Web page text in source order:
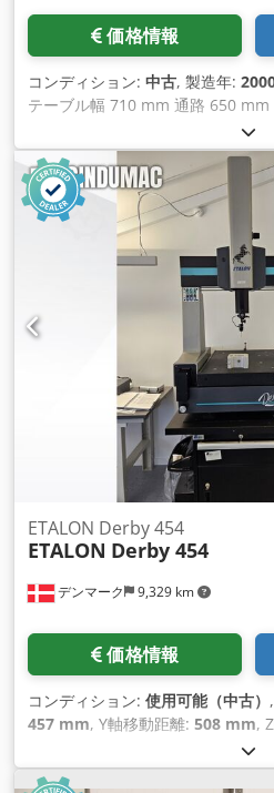
価格情報
コンディション: 中古, 製造年:
テーブル幅 710 mm 通路 650 mm
WENZEL ME 5007 総所要電力 kW
ペース 約 m W E N Z E L CNC制
プ LH 54 CNC, 製造年 2000年 但
守・校正されている。 _____ Y軸は
トリー 600 mm X軸：横方向測定
は測定クイル垂直約400 mm 最大
200 kg 測定ポータル下のクリア
イズ 約1,160 x 710 x 160 mm 床
mm 機械高さ 約2,300 mm 重量
ー - 精度が向上した機械 - 測定テ
は暗色天然硬質石製、テーブル ワ
付き - すべての軸はエアベアリン
かな動きで摩耗がほとんどありま
0.0005 mmのインクリメンタルス
CNC制御 ME 5007 ME 4700と3軸
機能を呼び出すための2本のジョ
ュアルコントロールパネル 理想
定ソフトウェア METROLOG - II
ラフィカルな3Dワーク表示、グラ
モデル PHC 10 - 2 に最適。 -
定プローブシステム モデルTP 200
き、レニショープローブインター
の自動交換が可能、6つ折りプロ
をテーブルに装着 テーブル取り付
タンダード、コンソール付ワーク
クランプ装置、 - 各種カセット、
測定ソフトウェアプリンター 状
デンマーク 9,329 km
ETALON Derby 454
ETALON Derby 454
価格情報
コンディション: 使用可能（中古）
457 mm, Y軸移動距離: 508 mm,